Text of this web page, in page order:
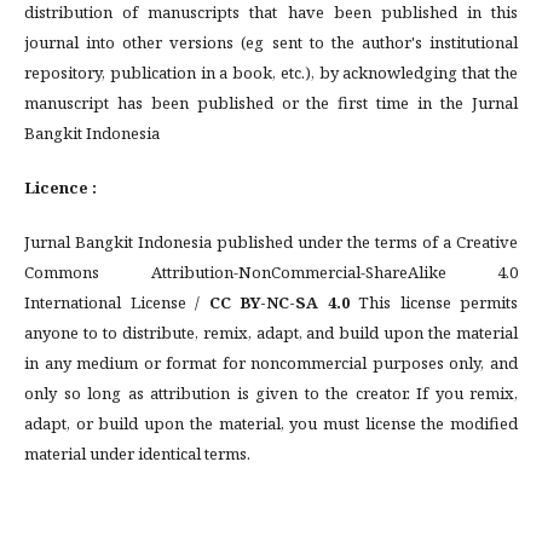
distribution of manuscripts that have been published in this
journal into other versions (eg sent to the author's institutional
repository, publication in a book, etc.), by acknowledging that the
manuscript has been published or the first time in the Jurnal
Bangkit Indonesia
Licence :
Jurnal Bangkit Indonesia published under the terms of a Creative
Commons Attribution-NonCommercial-ShareAlike 4.0
International License / CC BY-NC-SA 4.0This license permits
anyone to to distribute, remix, adapt, and build upon the material
in any medium or format for noncommercial purposes only, and
only so long as attribution is given to the creator. If you remix,
adapt, or build upon the material, you must license the modified
material under identical terms.